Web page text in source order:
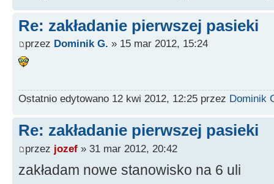
Re: zakładanie pierwszej pasieki
przez Dominik G. » 15 mar 2012, 15:24
Ostatnio edytowano 12 kwi 2012, 12:25 przez Dominik
Re: zakładanie pierwszej pasieki
przez jozef » 31 mar 2012, 20:42
zakładam nowe stanowisko na 6 uli